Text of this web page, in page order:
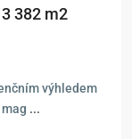
382 m2
výhledem
...